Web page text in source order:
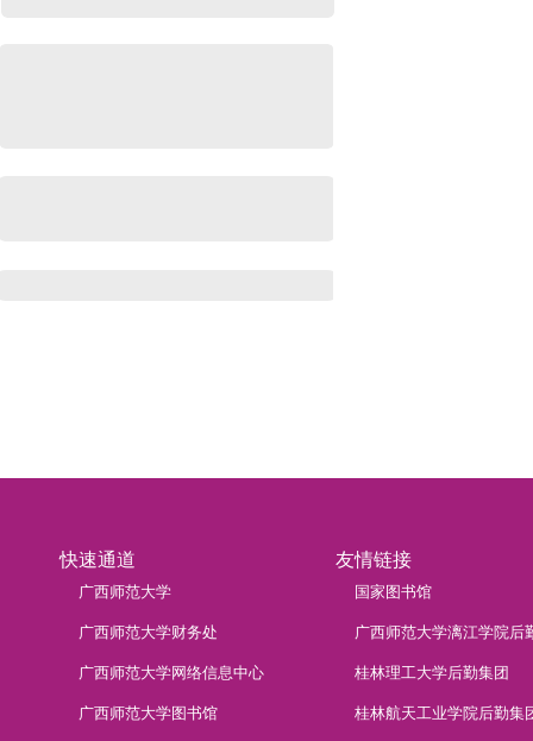
快速通道
广西师范大学
广西师范大学财务处
广西师范大学网络信息中心
广西师范大学图书馆
友情链接
国家图书馆
广西师范大学漓江学院后
桂林理工大学后勤集团
桂林航天工业学院后勤集